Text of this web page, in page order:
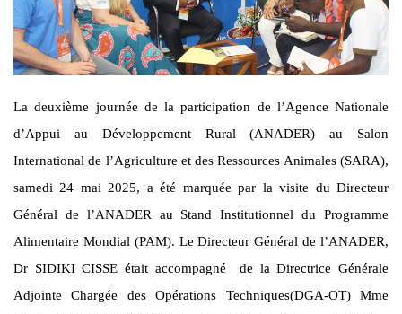
La deuxième journée de la participation de l’Agence Nationale
d’Appui au Développement Rural (ANADER) au Salon
International de l’Agriculture et des Ressources Animales (SARA),
samedi 24 mai 2025, a été marquée par la visite du Directeur
Général de l’ANADER au Stand Institutionnel du Programme
Alimentaire Mondial (PAM). Le Directeur Général de l’ANADER,
Dr SIDIKI CISSE était accompagné de la Directrice Générale
Adjointe Chargée des Opérations Techniques(DGA-OT) Mme